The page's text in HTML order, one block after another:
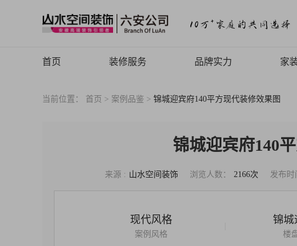
首页 装修服务
山水高端
品牌实力
品牌介绍
品牌文化
家
当前位置： 首页 > 案例品鉴 > 锦城迎宾府140平方现代装修效果图
锦城迎宾府140
来源 : 山水空间装饰 浏览人数： 2166次 发布时
现代风格
案例风格
锦城
楼